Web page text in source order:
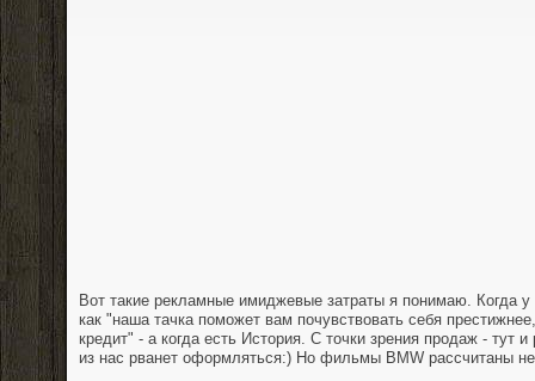
Вот такие рекламные имиджевые затраты я понимаю. Когда у
как "наша тачка поможет вам почувствовать себя
кредит" - а когда есть История. С точки зрения продаж - тут
из нас рванет оформляться:) Но фильмы BMW рассчитаны